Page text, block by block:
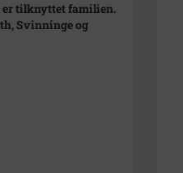
er tilknyttet familien.
Svinninge og